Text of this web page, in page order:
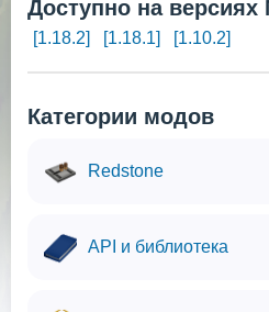
Доступно на версиях
[1.18.2] [1.18.1] [1.10.2]
Категории модов
Redstone
API и библиотека